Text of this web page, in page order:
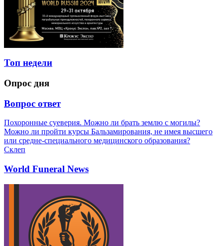
Топ недели
Опрос дня
Вопрос ответ
Похоронные суеверия. Можно ли брать землю с могилы?
Можно ли пройти курсы Бальзамирования, не имея высшего
или средне-специального медицинского образования?
Склеп
World Funeral News